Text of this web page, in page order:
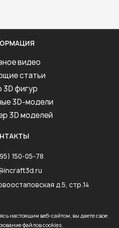
видео
статьи
фигур
3D-модели
3D моделей
150-05-78
д.5, стр.14
настоящим веб-сайтом, вы даете свое
файлов cookies.